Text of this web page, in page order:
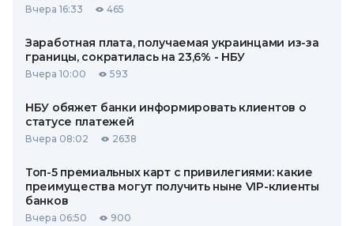
Вчера 16:33 465
Заработная плата, получаемая украинцами из-за
границы, сократилась на 23,6% - НБУ
Вчера 10:00 593
НБУ обяжет банки информировать клиентов о
статусе платежей
Вчера 08:02 2638
Топ-5 премиальных карт с привилегиями: какие
преимущества могут получить ныне VIP-клиенты
банков
Вчера 06:50 900